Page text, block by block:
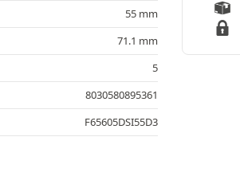
55 mm
71.1 mm
5
8030580895361
F65605DSI55D3